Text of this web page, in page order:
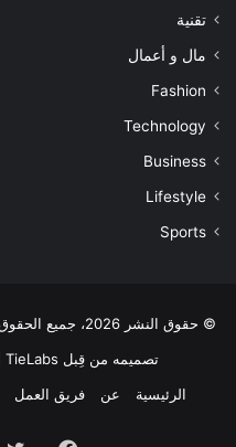
تقنية
مال و أعمال
Fashion
Technology
Business
Lifestyle
Sports
© حقوق النشر 2026، جميع الحقوق محفوظة |
تصميمه من قِبل TieLabs
الرئيسية
عن فريق العمل